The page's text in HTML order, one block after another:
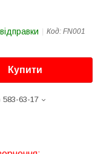
Код: FN001
Купити
583-63-17